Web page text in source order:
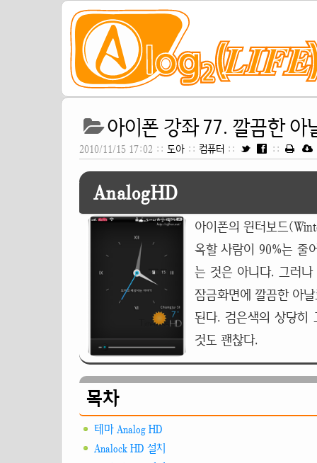
아이폰 강좌 77. 깔끔한 아
2010/11/15 17:02 :: 도아 :: 컴퓨터 :: ::
AnalogHD
아이폰의 윈터보드
옥할 사람이 90%는 줄
는 것은 아니다. 그러
잠금화면에 깔끔한 아
된다. 검은색의 상당히
것도 괜찮다.
목차
테마 Analog HD
Analock HD 설치